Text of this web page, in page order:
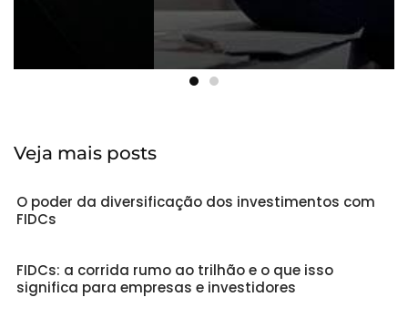
Veja mais posts
O poder da diversificação dos investimentos com
FIDCs
FIDCs: a corrida rumo ao trilhão e o que isso
significa para empresas e investidores